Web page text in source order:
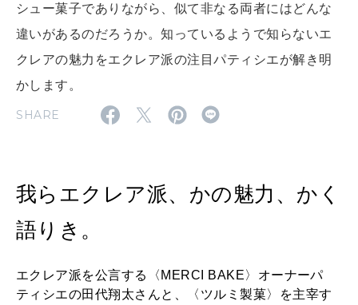
2026年8月号『お茶の時間です。』
2026年7月号「鎌倉 ローカルが 教えてくれた 本当の歩き方。」
2026年6月号「大銀座 トレンドが生まれる 新しい一流店へ。」
2026年1月号「猫がいれば、幸せ」
MAGAZINE MOOK
FOLLOW US!
シュー菓子でありながら、似て非なる両者にはどんな
違いがあるのだろうか。知っているようで知らないエ
クレアの魅力をエクレア派の注目パティシエが解き明
かします。
SHARE
我らエクレア派、かの魅力、かく
語りき。
エクレア派を公言する〈MERCI BAKE〉オーナーパ
ティシエの田代翔太さんと、〈ツルミ製菓〉を主宰す